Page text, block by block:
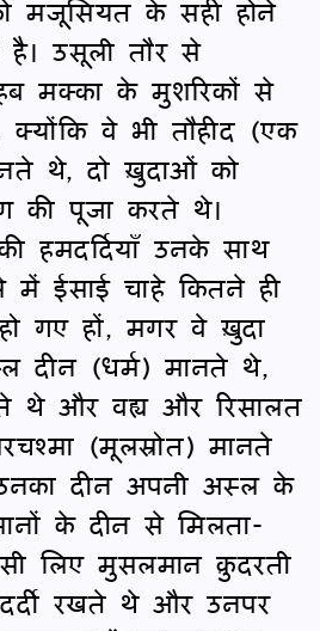
मजूसियत के सही होने
है। उसूली तौर से
मक्का के मुशरिकों से
क्योंकि वे भी तौहीद (एक
थे, दो ख़ुदाओं को
पूजा करते थे।
हमदर्दियाँ उनके साथ
में ईसाई चाहे कितने ही
गए हों, मगर वे ख़ुदा
दीन (धर्म) मानते थे,
थे और वह्य और रिसालत
(मूलस्रोत) मानते
दीन अपनी अस्ल के
के दीन से मिलता-
लिए मुसलमान क़ुदरती
रखते थे और उनपर